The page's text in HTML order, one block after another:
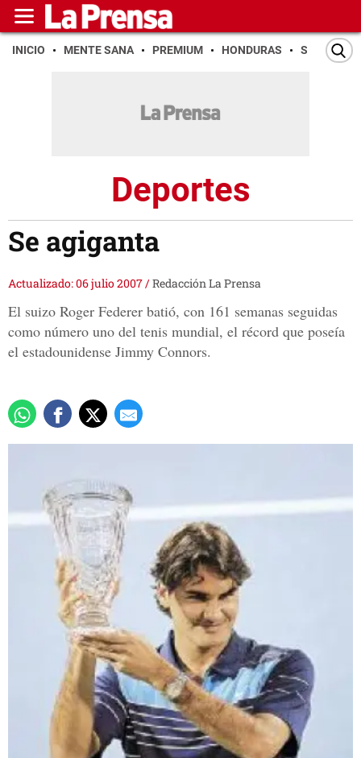
INICIO MENTE SANA PREMIUM HONDURAS SAN PEDRO
Deportes
Se agiganta
Actualizado: 06 julio 2007/Redacción La Prensa
El suizo Roger Federer batió, con 161 semanas seguidas
como número uno del tenis mundial, el récord que poseía
el estadounidense Jimmy Connors.